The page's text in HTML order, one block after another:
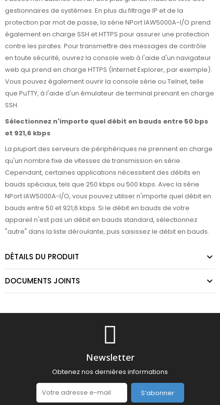
gestionnaires de systèmes. En plus du filtrage IP et de la
protection par mot de passe, la série NPort IAW5000A-I/O prend
également en charge SSH et HTTPS pour assurer une protection
contre les pirates. Pour transmettre des messages de contrôle
en toute sécurité, ouvrez la console web à l'aide d'un navigateur
web qui prend en charge HTTPS (Internet Explorer, par exemple).
Vous pouvez également ouvrir la console série ou Telnet, telle
que PuTTY, à l'aide d'un émulateur de terminal prenant en charge
SSH.
Sélectionnez n'importe quel débit en bauds entre 50 bps
et 921,6 kbps
La plupart des serveurs de périphériques ne prennent en charge
qu'un nombre fixe de vitesses de transmission en série.
Cependant, certaines applications nécessitent des débits en
bauds spéciaux, tels que 250 kbps ou 500 kbps. Avec la série
NPort IAW5000A-I/O, vous pouvez utiliser n'importe quel débit en
bauds entre 50 et 921,6 kbps. Si le débit en bauds de votre
appareil n'est pas un débit en bauds standard, sélectionnez
"autre" dans la liste déroulante, puis saisissez le débit en bauds.
DÉTAILS DU PRODUIT
DOCUMENTS JOINTS
Newsletter
Obtenez nos dernières informations
S’abonner